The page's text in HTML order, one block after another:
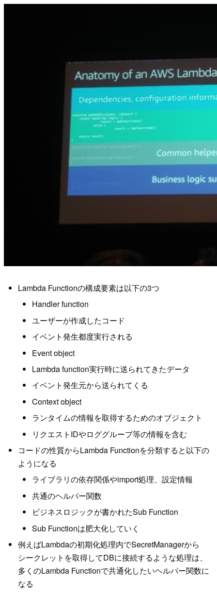
Lambda Functionの構成要素は以下の3つ
Handler function
ユーザーが作成したコード
イベント発生都度実行される
Event object
Lambda function実行時に送られてきたデータ
イベント発生元から送られてくる
Context object
ランタイムの情報を取得するためのオブジェクト
リクエストIDやロググループ等の情報を含む
コードの性質からLambda Functionを分類すると以下の
ようになる
ライブラリの依存関係やimport処理、設定情報
共通のヘルパー関数
ビジネスロジックが書かれたSub Function
Sub Functionは肥大化していく
例えばLambdaの初期化処理内でSecretManagerから
シークレットを取得してDBに接続するような処理は、
多くのLambda Functionで共通化したいヘルパー関数に
なる